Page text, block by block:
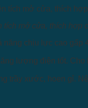
mở cửa, thích hợp
chịu lực cao
lượng điện tốt.
trầy xước, hoen gỉ.